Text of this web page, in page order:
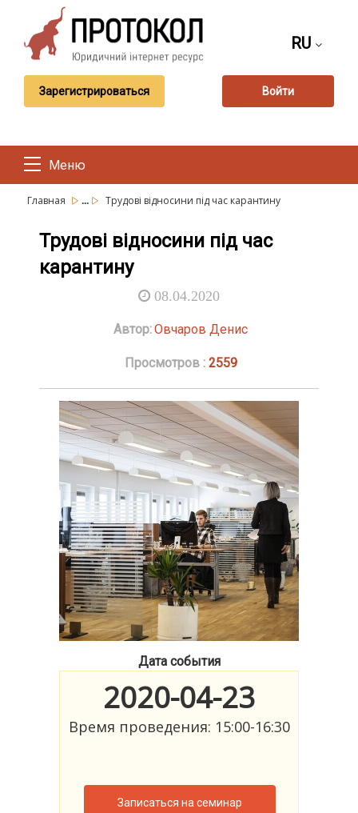
RU
Зарегистрироваться Войти
Меню
Главная ... Трудові відносини під час карантину
Трудові відносини під час
карантину
08.04.2020
Автор:Овчаров Денис
Просмотров : 2559
Дата события
2020-04-23
Время проведения: 15:00-16:30
Записаться на семинар